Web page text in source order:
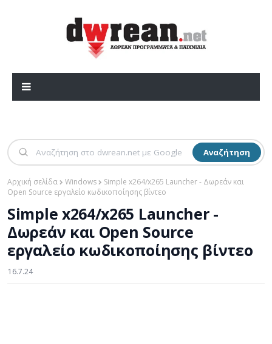
Αναζήτηση
Αρχική σελίδα Windows
Simple x264/x265 Launcher - Δωρεάν και
Open Source εργαλείο κωδικοποίησης βίντεο
Simple x264/x265 Launcher -
Δωρεάν και Open Source
εργαλείο κωδικοποίησης βίντεο
16.7.24